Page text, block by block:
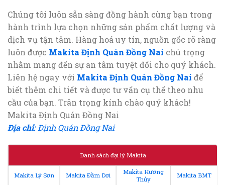
Chúng tôi luôn sẵn sàng đồng hành cùng bạn trong
hành trình lựa chọn những sản phẩm chất lượng và
dịch vụ tận tâm. Hàng hoá uy tín, nguồn gốc rõ ràng
luôn được Makita Định Quán Đồng Nai chú trọng
nhằm mang đến sự an tâm tuyệt đối cho quý khách.
Liên hệ ngay với Makita Định Quán Đồng Nai để
biết thêm chi tiết và được tư vấn cụ thể theo nhu
cầu của bạn. Trân trọng kính chào quý khách!
Makita Định Quán Đồng Nai
Địa chỉ: Định Quán Đồng Nai
Danh sách đại lý Makita
Makita Lý Sơn Makita Đầm Dơi
Makita Hương
Thủy
Makita BMT